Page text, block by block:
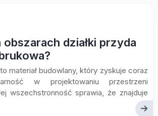
działki przyda
materiał budowlany, który zyskuje coraz
w projektowaniu przestrzeni
wszechstronność sprawia, że znajduje